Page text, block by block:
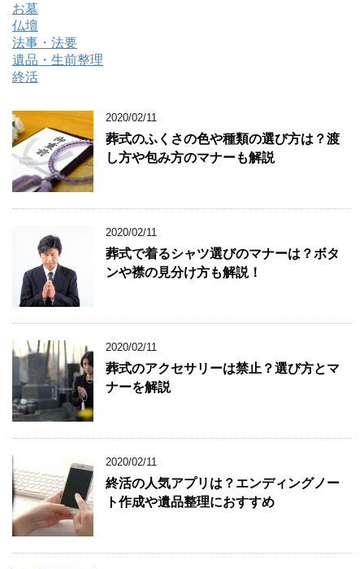
お墓
仏壇
法事・法要
遺品・生前整理
終活
2020/02/11
葬式のふくさの色や種類の選び方は？渡
し方や包み方のマナーも解説
2020/02/11
葬式で着るシャツ選びのマナーは？ボタ
ンや襟の見分け方も解説！
2020/02/11
葬式のアクセサリーは禁止？選び方とマ
ナーを解説
2020/02/11
終活の人気アプリは？エンディングノー
ト作成や遺品整理におすすめ